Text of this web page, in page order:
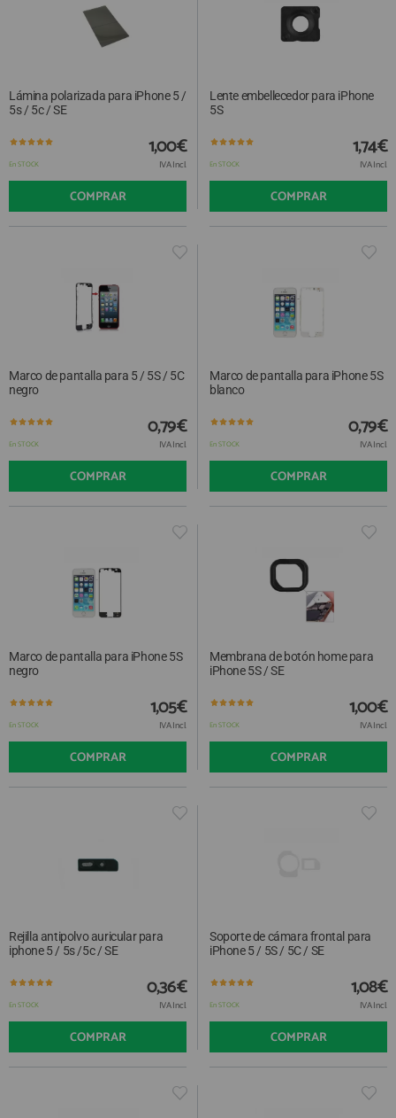
Lámina polarizada para iPhone 5 /
5s / 5c / SE
En STOCK
1,00€
IVA Incl.
COMPRAR
Lente embellecedor para iPhone
5S
En STOCK
1,74€
IVA Incl.
COMPRAR
Marco de pantalla para 5 / 5S / 5C
negro
En STOCK
0,79€
IVA Incl.
COMPRAR
Marco de pantalla para iPhone 5S
blanco
En STOCK
0,79€
IVA Incl.
COMPRAR
Marco de pantalla para iPhone 5S
negro
En STOCK
1,05€
IVA Incl.
COMPRAR
Membrana de botón home para
iPhone 5S / SE
En STOCK
1,00€
IVA Incl.
COMPRAR
Rejilla antipolvo auricular para
iphone 5 / 5s /5c / SE
En STOCK
0,36€
IVA Incl.
COMPRAR
Soporte de cámara frontal para
iPhone 5 / 5S / 5C / SE
En STOCK
1,08€
IVA Incl.
COMPRAR